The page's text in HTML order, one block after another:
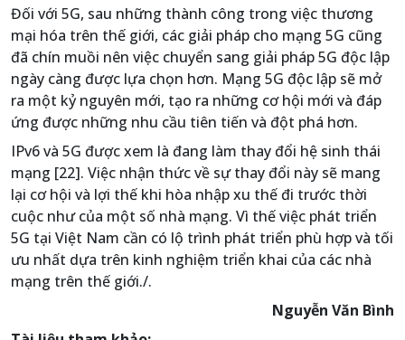
Đối với 5G, sau những thành công trong việc thương
mại hóa trên thế giới, các giải pháp cho mạng 5G cũng
đã chín muồi nên việc chuyển sang giải pháp 5G độc lập
ngày càng được lựa chọn hơn. Mạng 5G độc lập sẽ mở
ra một kỷ nguyên mới, tạo ra những cơ hội mới và đáp
ứng được những nhu cầu tiên tiến và đột phá hơn.
IPv6 và 5G được xem là đang làm thay đổi hệ sinh thái
mạng [22]. Việc nhận thức về sự thay đổi này sẽ mang
lại cơ hội và lợi thế khi hòa nhập xu thế đi trước thời
cuộc như của một số nhà mạng. Vì thế việc phát triển
5G tại Việt Nam cần có lộ trình phát triển phù hợp và tối
ưu nhất dựa trên kinh nghiệm triển khai của các nhà
mạng trên thế giới./.
Nguyễn Văn Bình